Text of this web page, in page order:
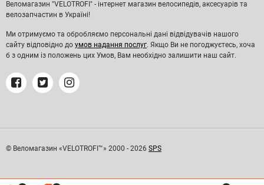
Веломагазин "VELOTROFI" - інтернет магазин велосипедів, аксесуарів та
велозапчастин в Україні!
Ми отримуємо та обробляємо персональні дані відвідувачів нашого
сайту відповідно до умов надання послуг. Якщо Ви не погоджуєтесь, хоча
б з одним із положень цих Умов, Вам необхідно залишити наш сайт.
© Веломагазин «VELOTROFI™» 2000 - 2026 SPS